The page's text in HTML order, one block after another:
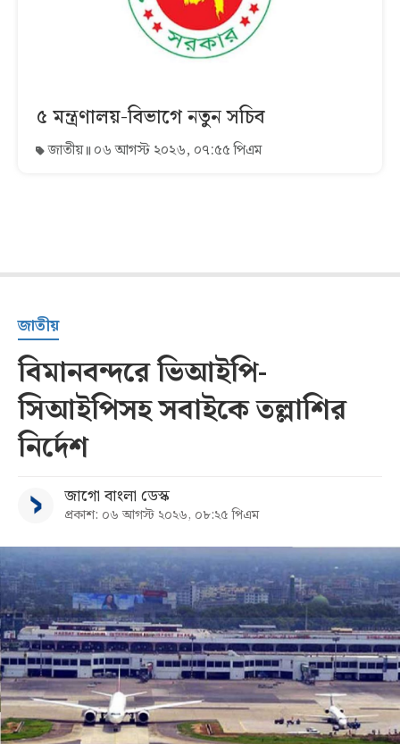
৫ মন্ত্রণালয়-বিভাগে নতুন সচিব
জাতীয় ০৬ আগস্ট ২০২৬, ০৭:৫৫ পিএম
জাতীয়
বিমানবন্দরে ভিআইপি-
সিআইপিসহ সবাইকে তল্লাশির
নির্দেশ
জাগো বাংলা ডেস্ক
প্রকাশ: ০৬ আগস্ট ২০২৬, ০৮:২৫ পিএম